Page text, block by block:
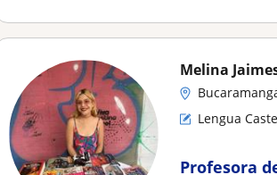
Melina
Lengua
Profesora